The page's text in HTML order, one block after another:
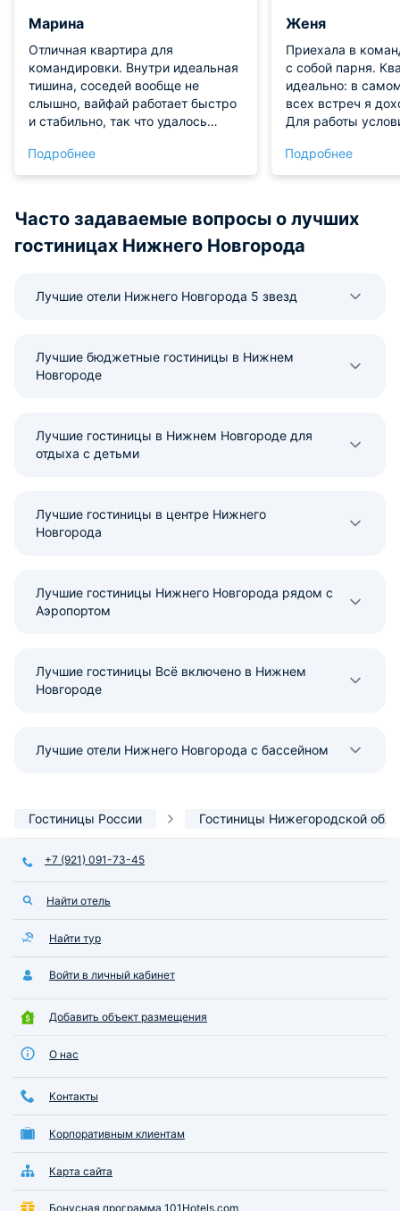
Марина
Отличная квартира для
командировки. Внутри идеальная
тишина, соседей вообще не
слышно, вайфай работает быстро
и стабильно, так что удалось
ноутбуком. Расположение
удобное, до всех нужных мне
Подробнее
Женя
Приехала в
с собой парня.
идеально: в
всех встреч я
Для работы
мы могли
ужин на классной
Подробнее
Часто задаваемые вопросы о лучших
гостиницах Нижнего Новгорода
Лучшие отели Нижнего Новгорода 5 звезд
Лучшие бюджетные гостиницы в Нижнем
Новгороде
Лучшие гостиницы в Нижнем Новгороде для
отдыха с детьми
Лучшие гостиницы в центре Нижнего
Новгорода
Лучшие гостиницы Нижнего Новгорода рядом с
Аэропортом
Лучшие гостиницы Всё включено в Нижнем
Новгороде
Лучшие отели Нижнего Новгорода с бассейном
Гостиницы России Гостиницы Нижегородской
+7 (921) 091-73-45
Найти отель
Найти тур
Войти в личный кабинет
Добавить объект размещения
О нас
Контакты
Корпоративным клиентам
Карта сайта
Бонусная программа 101Hotels.com